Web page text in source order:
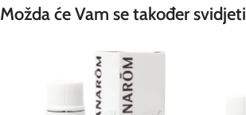
Možda će Vam se također svidjeti